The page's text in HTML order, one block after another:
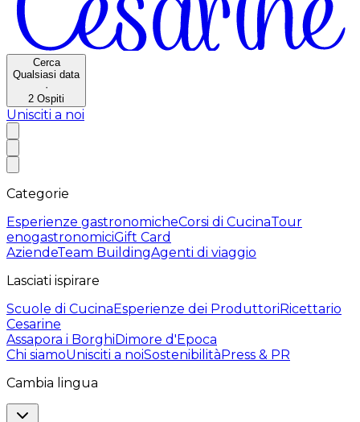
Cerca
Qualsiasi data
·
2 Ospiti
Unisciti a noi
Categorie
Esperienze gastronomicheCorsi di CucinaTour
enogastronomiciGift Card
AziendeTeam BuildingAgenti di viaggio
Lasciati ispirare
Scuole di CucinaEsperienze dei ProduttoriRicettario
Cesarine
Assapora i BorghiDimore d'Epoca
Chi siamoUnisciti a noiSostenibilitàPress & PR
Cambia lingua